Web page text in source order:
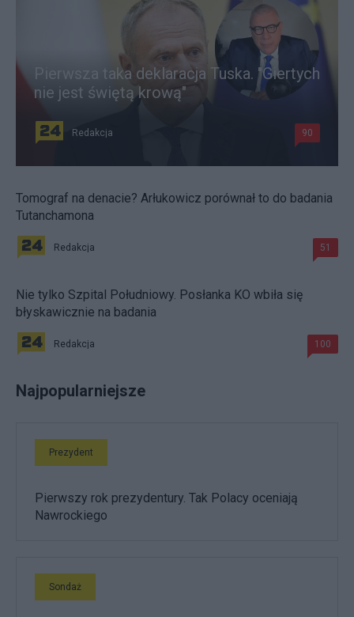
Pierwsza taka deklaracja Tuska. "Giertych
nie jest świętą krową"
Redakcja 90
Tomograf na denacie? Arłukowicz porównał to do badania
Tutanchamona
Redakcja 51
Nie tylko Szpital Południowy. Posłanka KO wbiła się
błyskawicznie na badania
Redakcja 100
Najpopularniejsze
Prezydent
Pierwszy rok prezydentury. Tak Polacy oceniają
Nawrockiego
Sondaż